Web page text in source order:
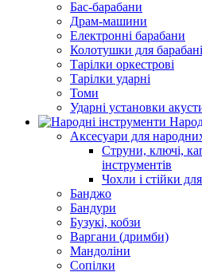
Бас-барабани
Драм-машини
Електронні барабани
Колотушки для
Тарілки оркестрові
Тарілки ударні
Томи
Ударні установки
Аксесуари для
Струни, ключі,
інструментів
Чохли і стійки
Банджо
Бандури
Бузукі, кобзи
Варгани (дримби)
Мандоліни
Сопілки